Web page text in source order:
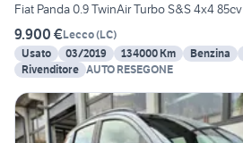
Fiat Panda 0.9 TwinAir Turbo S&S 4x4 85cv
9.900 €Lecco(LC)
Usato
03/2019 134000 Km Benzina
Rivenditore AUTO RESEGONE